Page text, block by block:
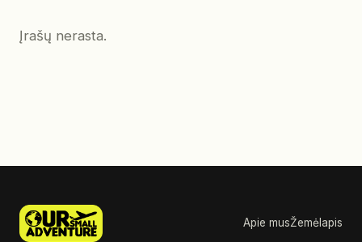
Įrašų nerasta.
Apie musŽemėlapis